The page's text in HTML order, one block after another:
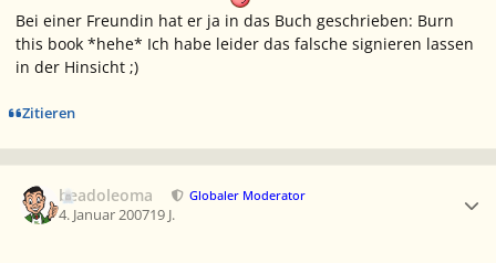
Bei einer Freundin hat er ja in das Buch geschrieben: Burn
this book *hehe* Ich habe leider das falsche signieren lassen
in der Hinsicht ;)
Zitieren
beadoleoma Globaler Moderator
4. Januar 200719 J.